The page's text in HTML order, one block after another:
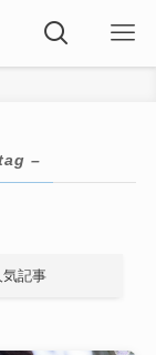
–
気記事